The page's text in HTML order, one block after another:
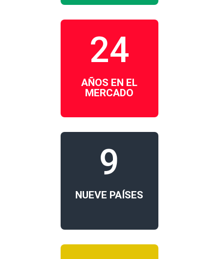
24
AÑOS EN EL
MERCADO
9
NUEVE PAÍSES